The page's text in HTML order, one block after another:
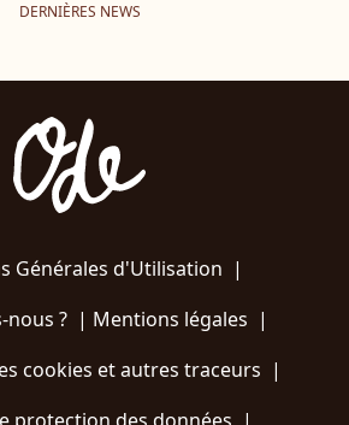
DERNIÈRES NEWS
Générales d'Utilisation |
nous ?| Mentions légales |
cookies et autres traceurs |